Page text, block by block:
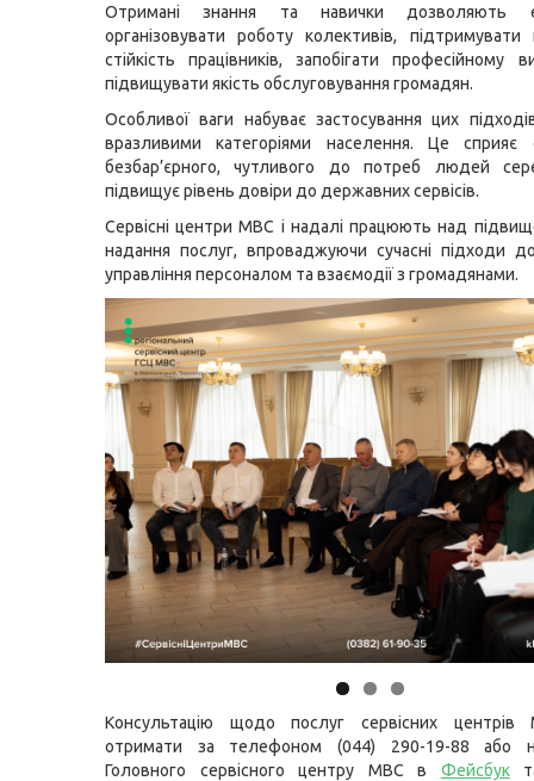
Отримані знання та навички дозволяють
організовувати роботу колективів, підтримувати
стійкість працівників, запобігати професійному
підвищувати якість обслуговування громадян.
Особливої ваги набуває застосування цих
вразливими категоріями населення. Це сприяє
безбар’єрного, чутливого до потреб людей
підвищує рівень довіри до державних сервісів.
Сервісні центри МВС і надалі працюють над
надання послуг, впроваджуючи сучасні підходи до
управління персоналом та взаємодії з громадянами.
Консультацію щодо послуг сервісних
отримати за телефоном (044) 290-19-88 або
Головного сервісного центру МВС в Фейсбук